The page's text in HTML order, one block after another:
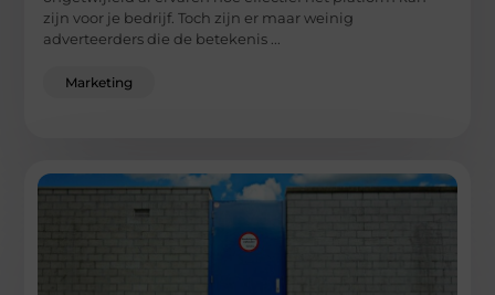
zijn voor je bedrijf. Toch zijn er maar weinig
adverteerders die de betekenis ...
Marketing